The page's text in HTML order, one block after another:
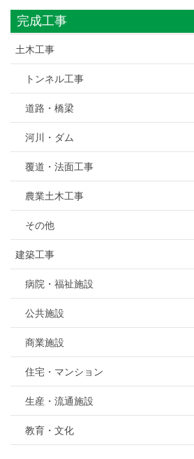
完成工事
土木工事
トンネル工事
道路・橋梁
河川・ダム
覆道・法面工事
農業土木工事
その他
建築工事
病院・福祉施設
公共施設
商業施設
住宅・マンション
生産・流通施設
教育・文化